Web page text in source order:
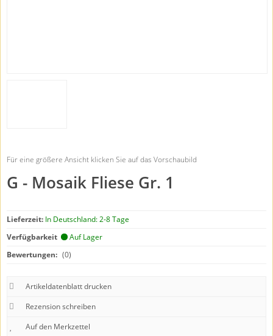
Für eine größere Ansicht klicken Sie auf das Vorschaubild
G - Mosaik Fliese Gr. 1
Lieferzeit: In Deutschland: 2-8 Tage
Verfügbarkeit
Auf Lager
Bewertungen: (0)
Artikeldatenblatt drucken
Rezension schreiben